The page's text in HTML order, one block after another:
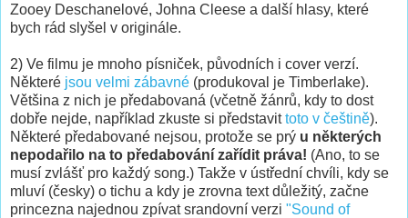
Zooey Deschanelové, Johna Cleese a další hlasy, které
bych rád slyšel v originále.
2) Ve filmu je mnoho písniček, původních i cover verzí.
Některé jsou velmi zábavné (produkoval je Timberlake).
Většina z nich je předabovaná (včetně žánrů, kdy to dost
dobře nejde, například zkuste si představittoto v češtině).
Některé předabované nejsou, protože se prý u některých
nepodařilo na to předabování zařídit práva! (Ano, to se
musí zvlášť pro každý song.) Takže v ústřední chvíli, kdy se
mluví (česky) o tichu a kdy je zrovna text důležitý, začne
princezna najednou zpívat srandovní verzi "Sound of